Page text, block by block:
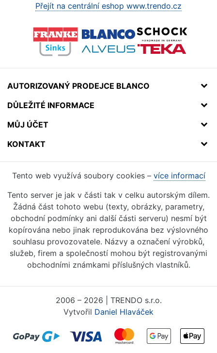
Přejít na centrální eshop www.trendo.cz
AUTORIZOVANÝ PRODEJCE BLANCO
DŮLEŽITÉ INFORMACE
MŮJ ÚČET
KONTAKT
Tento web využívá soubory cookies – více informací
Tento server je jak v části tak v celku autorským dílem.
Žádná část tohoto webu (texty, obrázky, parametry,
obchodní podmínky ani další části serveru) nesmí být
kopírována nebo jinak reprodukována bez výslovného
souhlasu provozovatele. Názvy a označení výrobků,
služeb, firem a společností mohou být registrovanými
obchodními známkami příslušných vlastníků.
2006 – 2026 | TRENDO s.r.o.
Vytvořil Daniel Hlaváček